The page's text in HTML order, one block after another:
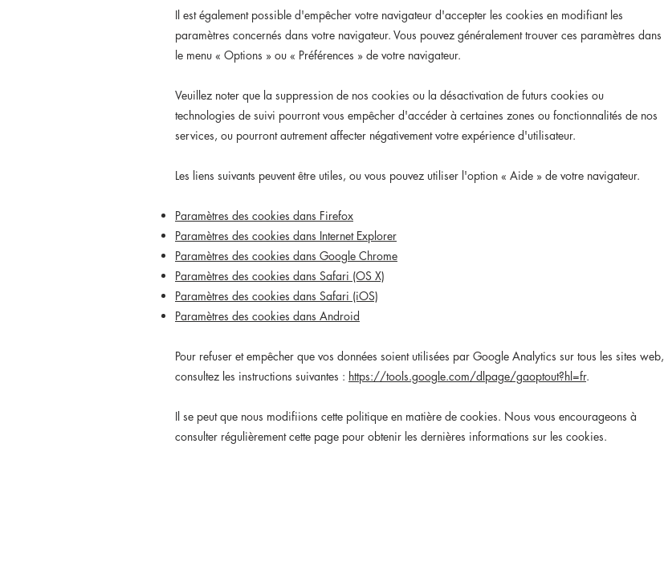
Il est également possible d'empêcher votre navigateur d'accepter les cookies en modifiant les
paramètres concernés dans votre navigateur. Vous pouvez généralement trouver ces paramètres dans
le menu « Options » ou « Préférences » de votre navigateur.
Veuillez noter que la suppression de nos cookies ou la désactivation de futurs cookies ou
technologies de suivi pourront vous empêcher d'accéder à certaines zones ou fonctionnalités de nos
services, ou pourront autrement affecter négativement votre expérience d'utilisateur.
Les liens suivants peuvent être utiles, ou vous pouvez utiliser l'option « Aide » de votre navigateur.
Paramètres des cookies dans Firefox
Paramètres des cookies dans Internet Explorer
Paramètres des cookies dans Google Chrome
Paramètres des cookies dans Safari (OS X)
Paramètres des cookies dans Safari (iOS)
Paramètres des cookies dans Android
Pour refuser et empêcher que vos données soient utilisées par Google Analytics sur tous les sites web,
consultez les instructions suivantes : https://tools.google.com/dlpage/gaoptout?hl=fr.
Il se peut que nous modifiions cette politique en matière de cookies. Nous vous encourageons à
consulter régulièrement cette page pour obtenir les dernières informations sur les cookies.